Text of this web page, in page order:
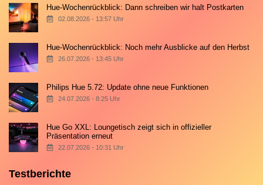
Hue-Wochenrückblick: Dann schreiben wir halt Postkarten
02.08.2026 - 13:57 Uhr
Hue-Wochenrückblick: Noch mehr Ausblicke auf den Herbst
26.07.2026 - 13:45 Uhr
Philips Hue 5.72: Update ohne neue Funktionen
24.07.2026 - 8:25 Uhr
Hue Go XXL: Loungetisch zeigt sich in offizieller
Präsentation erneut
22.07.2026 - 10:31 Uhr
Testberichte